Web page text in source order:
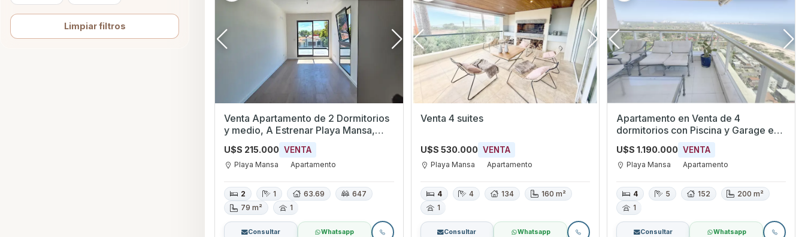
Limpiar filtros
Venta Apartamento de 2 Dormitorios
y medio, A Estrenar Playa Mansa,
Punta del Este
U$S 215.000 VENTA
Playa Mansa Apartamento
2 1 63.69
647
79 m²
1
Consultar Whatsapp
Venta 4 suites
U$S 530.000 VENTA
Playa Mansa Apartamento
4 4 134
160 m²
1
Consultar Whatsapp
Apartamento en Venta de 4
dormitorios con Piscina y Garage en
Playa Mansa, Maldonado
U$S 1.190.000 VENTA
Playa Mansa Apartamento
4 5 152
200 m²
1
Consultar Whatsapp